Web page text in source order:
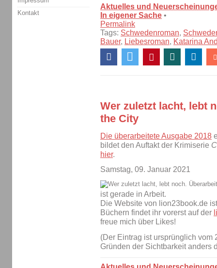
Aktuelles und
In eigener Sache •
Permalink
Tags: Schwedenroman,
Bauer, Liebesroman, Katarina
Wer zuletzt lacht, lebt
the City
Die überarbeitete Ausgabe 2018
bildet den Auftakt der Krimiserie
hier.
Samstag, 09. Januar 2021
ist gerade in Arbeit.
Die Website von lion23book.de
Büchern findet ihr vorerst auf der
freue mich über Likes!
(Der Eintrag ist ursprünglich vom
Gründen der Sichtbarkeit anders
Kontakt